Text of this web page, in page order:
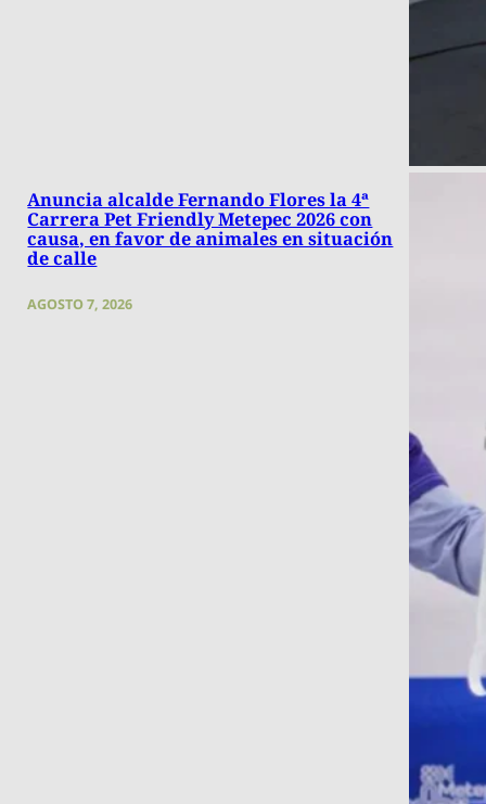
Anuncia alcalde Fernando Flores la 4ª
Carrera Pet Friendly Metepec 2026 con
causa, en favor de animales en situación
de calle
AGOSTO 7, 2026